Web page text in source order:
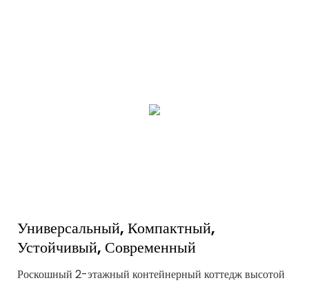
Универсальный, Компактный,
Устойчивый, Современный
Роскошный 2-этажный контейнерный коттедж высотой